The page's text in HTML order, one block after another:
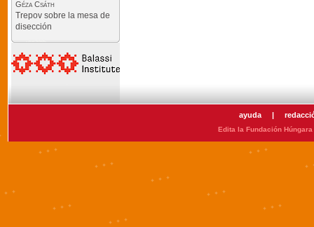
Géza Csáth
Trepov sobre la mesa de
disección
ayuda |
Edita la Fundación